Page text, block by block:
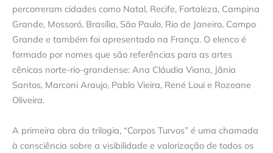
percorreram cidades como Natal, Recife, Fortaleza, Campina
Grande, Mossoró, Brasília, São Paulo, Rio de Janeiro, Campo
Grande e também foi apresentado na França. O elenco é
formado por nomes que são referências para as artes
cênicas norte-rio-grandense: Ana Cláudia Viana, Jânia
Santos, Marconi Araujo, Pablo Vieira, René Loui e Rozeane
Oliveira.
A primeira obra da trilogia, “Corpos Turvos” é uma chamada
à consciência sobre a visibilidade e valorização de todos os